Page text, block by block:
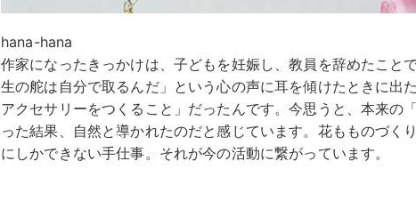
hana-hana
作家になったきっかけは、子どもを妊娠し、教員を辞めたこと
生の舵は自分で取るんだ」という心の声に耳を傾けたときに出
アクセサリーをつくること」だったんです。今思うと、本来の
った結果、自然と導かれたのだと感じています。花もものづく
にしかできない手仕事。それが今の活動に繋がっています。